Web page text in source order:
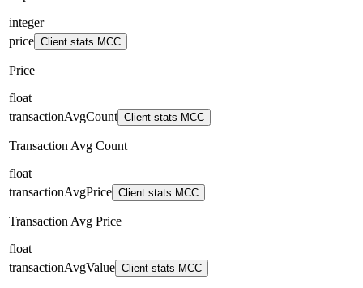
integer
price Client stats MCC
Price
float
transactionAvgCount Client stats MCC
Transaction Avg Count
float
transactionAvgPrice Client stats MCC
Transaction Avg Price
float
transactionAvgValue Client stats MCC